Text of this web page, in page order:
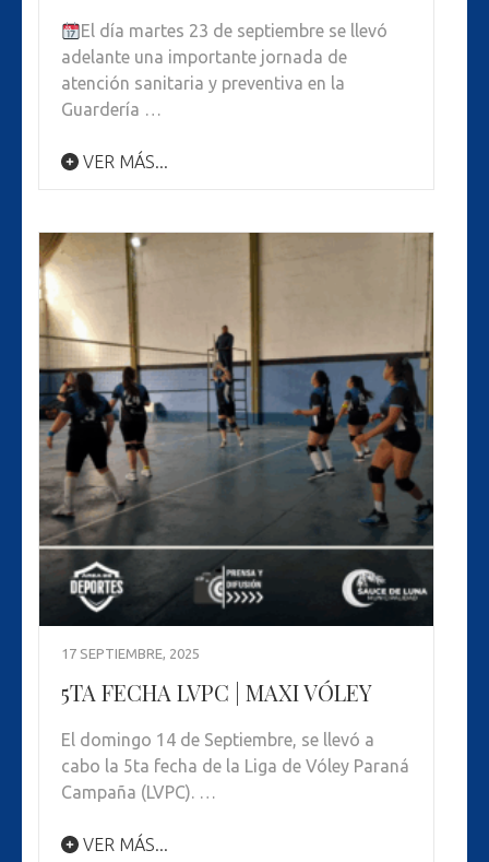
El día martes 23 de septiembre se llevó
adelante una importante jornada de
atención sanitaria y preventiva en la
Guardería …
VER MÁS...
17 SEPTIEMBRE, 2025
5TA FECHA LVPC | MAXI VÓLEY
El domingo 14 de Septiembre, se llevó a
cabo la 5ta fecha de la Liga de Vóley Paraná
Campaña (LVPC). …
VER MÁS...